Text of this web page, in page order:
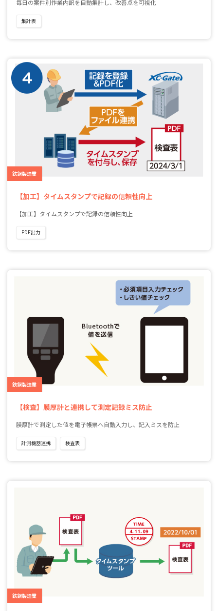
毎日の案件別作業内訳を自動集計し、改善点を可視化
集計表
鉄鋼製造業
【加工】タイムスタンプで記録の信頼性向上
【加工】タイムスタンプで記録の信頼性向上
PDF出力
鉄鋼製造業
【検査】膜厚計と連携して測定記録ミス防止
膜厚計で測定した値を電子帳票へ自動入力し、記入ミスを防止
計測機器連携 検査表
鉄鋼製造業